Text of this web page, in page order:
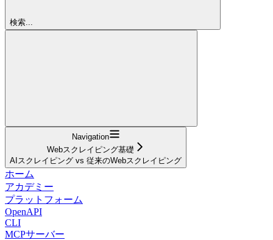
検索...
Navigation
Webスクレイピング基礎
AIスクレイピング vs 従来のWebスクレイピング
ホーム
アカデミー
プラットフォーム
OpenAPI
CLI
MCPサーバー